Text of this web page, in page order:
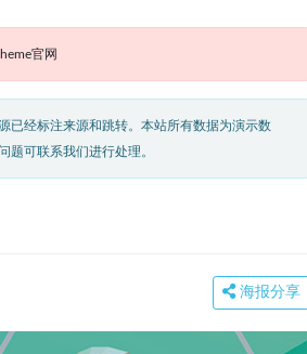
官网
已经标注来源和跳转。本站所有数据为演示数
题可联系我们进行处理。
海报分享